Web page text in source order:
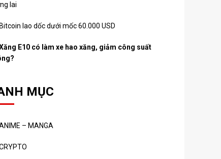
lai
Bitcoin lao dốc dưới mốc 60.000 USD
E10 có làm xe hao xăng, giảm công suất
MỤC
– MANGA